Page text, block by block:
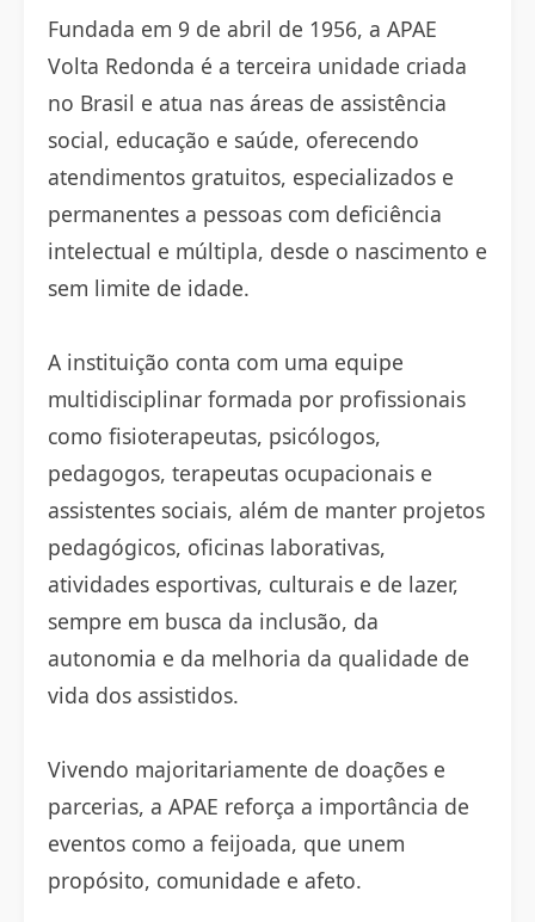
Fundada em 9 de abril de 1956, a APAE
Volta Redonda é a terceira unidade criada
no Brasil e atua nas áreas de assistência
social, educação e saúde, oferecendo
atendimentos gratuitos, especializados e
permanentes a pessoas com deficiência
intelectual e múltipla, desde o nascimento e
sem limite de idade.
A instituição conta com uma equipe
multidisciplinar formada por profissionais
como fisioterapeutas, psicólogos,
pedagogos, terapeutas ocupacionais e
assistentes sociais, além de manter projetos
pedagógicos, oficinas laborativas,
atividades esportivas, culturais e de lazer,
sempre em busca da inclusão, da
autonomia e da melhoria da qualidade de
vida dos assistidos.
Vivendo majoritariamente de doações e
parcerias, a APAE reforça a importância de
eventos como a feijoada, que unem
propósito, comunidade e afeto.